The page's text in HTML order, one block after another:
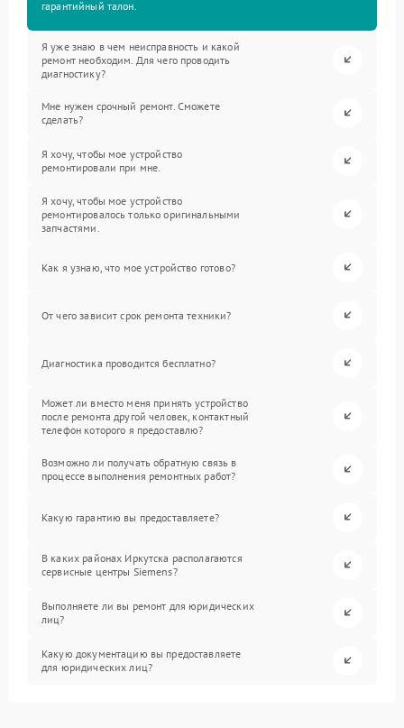
гарантийный талон.
Я уже знаю в чем неисправность и какой
ремонт необходим. Для чего проводить
диагностику?
Мне нужен срочный ремонт. Сможете
сделать?
Я хочу, чтобы мое устройство
ремонтировали при мне.
Я хочу, чтобы мое устройство
ремонтировалось только оригинальными
запчастями.
Как я узнаю, что мое устройство готово?
От чего зависит срок ремонта техники?
Диагностика проводится бесплатно?
Может ли вместо меня принять устройство
после ремонта другой человек, контактный
телефон которого я предоставлю?
Возможно ли получать обратную связь в
процессе выполнения ремонтных работ?
Какую гарантию вы предоставляете?
В каких районах Иркутска располагаются
сервисные центры Siemens?
Выполняете ли вы ремонт для юридических
лиц?
Какую документацию вы предоставляете
для юридических лиц?